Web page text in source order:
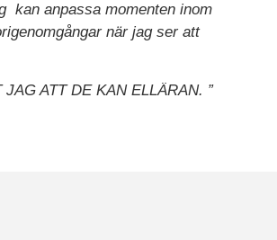
kan anpassa momenten inom
när jag ser att
ATT DE KAN ELLÄRAN. ”